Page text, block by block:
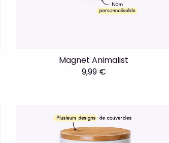
Magnet Animalist
9,99 €